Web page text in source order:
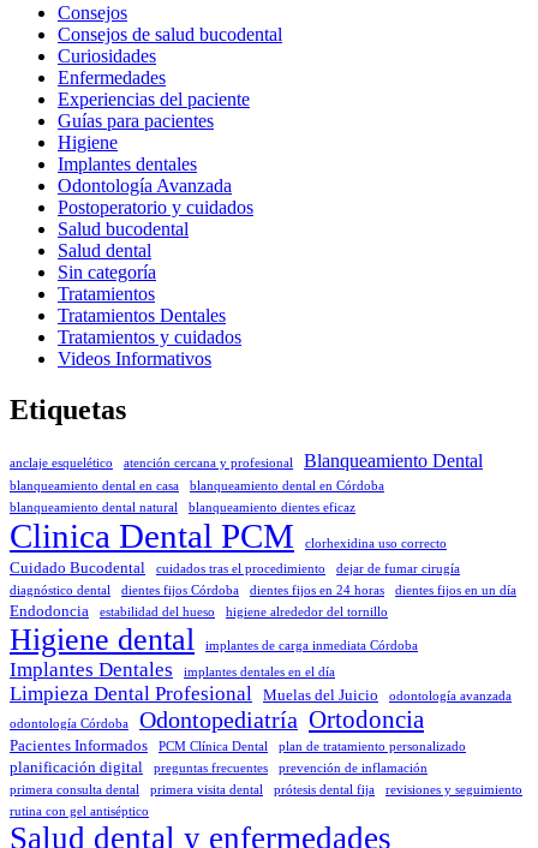
Consejos
Consejos de salud bucodental
Curiosidades
Enfermedades
Experiencias del paciente
Guías para pacientes
Higiene
Implantes dentales
Odontología Avanzada
Postoperatorio y cuidados
Salud bucodental
Salud dental
Sin categoría
Tratamientos
Tratamientos Dentales
Tratamientos y cuidados
Videos Informativos
Etiquetas
anclaje esquelético atención cercana y profesional Blanqueamiento Dental
blanqueamiento dental en casa
blanqueamiento dental en Córdoba
blanqueamiento dental natural
blanqueamiento dientes eficaz
Clinica Dental PCM clorhexidina uso correcto
Cuidado Bucodental cuidados tras el procedimiento
dejar de fumar cirugía
diagnóstico dental
dientes fijos Córdoba dientes fijos en 24 horas dientes fijos en un día
Endodoncia estabilidad del hueso higiene alrededor del tornillo
Higiene dental implantes de carga inmediata Córdoba
Implantes Dentales implantes dentales en el día
Limpieza Dental Profesional Muelas del Juicio odontología avanzada
odontología Córdoba Odontopediatría Ortodoncia
Pacientes Informados PCM Clínica Dental plan de tratamiento personalizado
planificación digital preguntas frecuentes
prevención de inflamación
primera consulta dental
primera visita dental prótesis dental fija
revisiones y seguimiento
rutina con gel antiséptico
Salud dental y enfermedades